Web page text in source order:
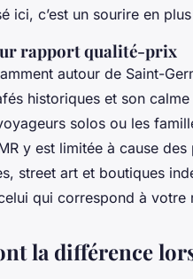
ici, c’est un sourire en
rapport qualité-prix
autour de Saint-
historiques et son
solos ou les
y est limitée à cause
street art et boutiques
qui correspond à votre
la différence